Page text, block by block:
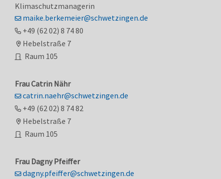
Klimaschutzmanagerin
maike.berkemeier@schwetzingen.de
+49 (62 02) 8 7480
Hebelstraße 7
Raum 105
FrauCatrin Nähr
catrin.naehr@schwetzingen.de
+49 (62 02) 8 7482
Hebelstraße 7
Raum 105
Frau Dagny Pfeiffer
dagny.pfeiffer@schwetzingen.de